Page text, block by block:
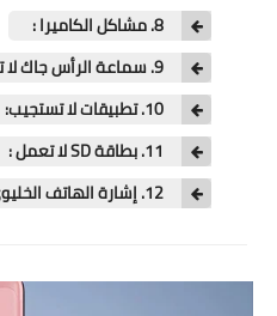
8. مشاكل الكاميرا :
9. سماعة الرأس جاك لا تعمل :
10. تطبيقات لا تستجيب:
11. بطاقة SD لا تعمل :
12. إشارة الهاتف الخليوي ضعيفة :